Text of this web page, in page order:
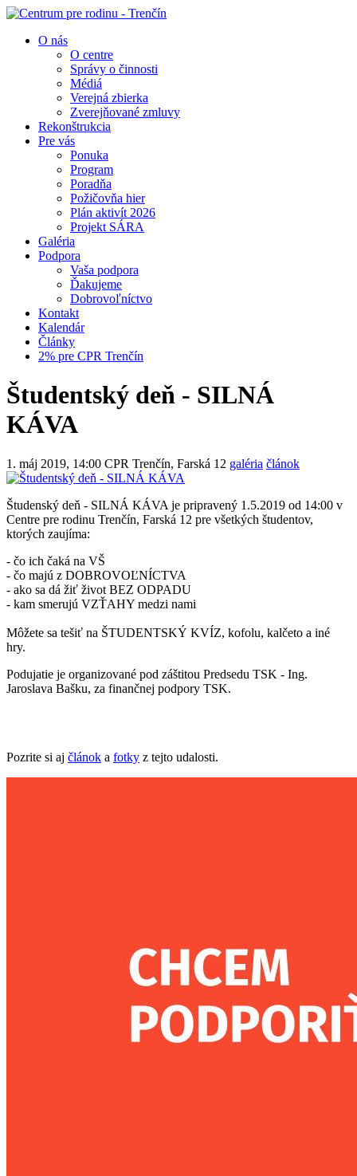
O nás
O centre
Správy o činnosti
Médiá
Verejná zbierka
Zverejňované zmluvy
Rekonštrukcia
Pre vás
Ponuka
Program
Poradňa
Požičovňa hier
Plán aktivít 2026
Projekt SÁRA
Galéria
Podpora
Vaša podpora
Ďakujeme
Dobrovoľníctvo
Kontakt
Kalendár
Články
2% pre CPR Trenčín
Študentský deň - SILNÁ
KÁVA
1. máj 2019, 14:00 CPR Trenčín, Farská 12 galéria článok
Študenský deň - SILNÁ KÁVA je pripravený 1.5.2019 od 14:00 v
Centre pre rodinu Trenčín, Farská 12 pre všetkých študentov,
ktorých zaujíma:
- čo ich čaká na VŠ
- čo majú z DOBROVOĽNÍCTVA
- ako sa dá žiť život BEZ ODPADU
- kam smerujú VZŤAHY medzi nami
Môžete sa tešiť na ŠTUDENTSKÝ KVÍZ, kofolu, kalčeto a iné
hry.
Podujatie je organizované pod záštitou Predsedu TSK - Ing.
Jaroslava Bašku, za finančnej podpory TSK.
Pozrite si aj článok a fotky z tejto udalosti.